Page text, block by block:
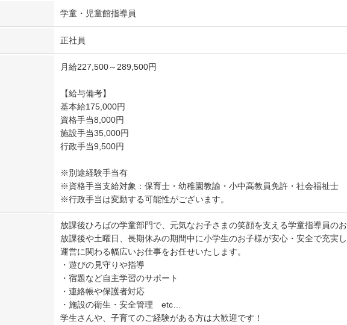
学童・児童館指導員
正社員
月給227,500～289,500円
【給与備考】
基本給175,000円
資格手当8,000円
施設手当35,000円
行政手当9,500円
※別途経験手当有
※資格手当支給対象：保育士・幼稚園教諭・小中高教員免許・社会福祉士
※行政手当は変動する可能性がございます。
放課後ひろばの学童部門で、元気なお子さまの笑顔を支える学童指導員の
放課後や土曜日、長期休みの期間中に小学生のお子様が安心・安全で充実
運営に関わる幅広いお仕事をお任せいたします。
・遊びの見守りや指導
・宿題など自主学習のサポート
・連絡帳や保護者対応
・施設の衛生・安全管理 etc…
学生さんや、子育てのご経験がある方は大歓迎です！